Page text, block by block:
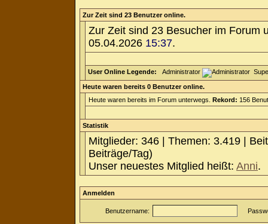
Zur Zeit sind 23 Benutzer online.
Zur Zeit sind 23 Besucher im Forum
05.04.2026 15:37.
User Online Legende: Administrator
Heute waren bereits 0 Benutzer online.
Heute waren bereits im Forum unterwegs. Rekord: 156
Statistik
Mitglieder: 346 | Themen: 3.419 |
Beiträge/Tag)
Unser neuestes Mitglied heißt: Anni.
Anmelden
Benutzername: